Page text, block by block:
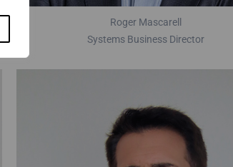
Roger Mascarell
Systems Business Director